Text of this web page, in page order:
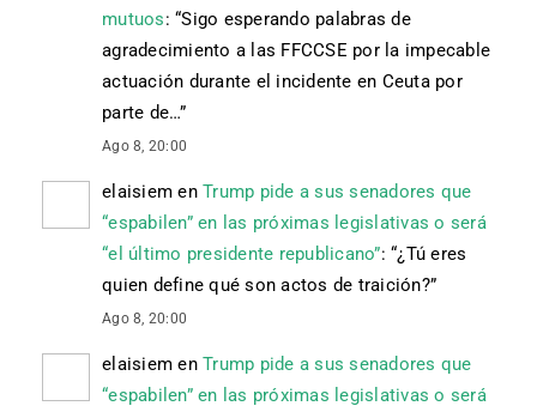
mutuos: “Sigo esperando palabras de
agradecimiento a las FFCCSE por la impecable
actuación durante el incidente en Ceuta por
parte de…”
Ago 8, 20:00
elaisiem en Trump pide a sus senadores que
“espabilen” en las próximas legislativas o será
“el último presidente republicano”: “¿Tú eres
quien define qué son actos de traición?”
Ago 8, 20:00
elaisiem en Trump pide a sus senadores que
“espabilen” en las próximas legislativas o será